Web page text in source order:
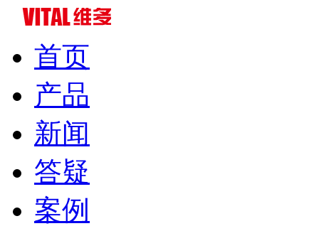
首页
产品
新闻
答疑
案例